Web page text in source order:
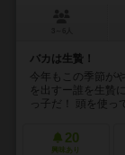
バカは生贄！
今年もこの季節が
を出すー誰を生贄
っ子だ！ 頭を使っ
20
興味あり